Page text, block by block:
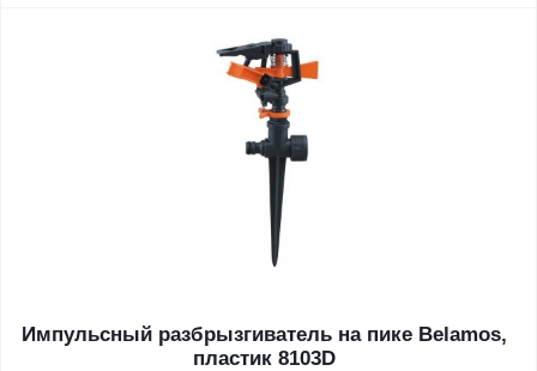
Импульсный разбрызгиватель на пике Belamos,
пластик 8103D